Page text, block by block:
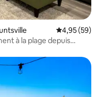
Évaluation
4,95 (59)
à la plage depuis